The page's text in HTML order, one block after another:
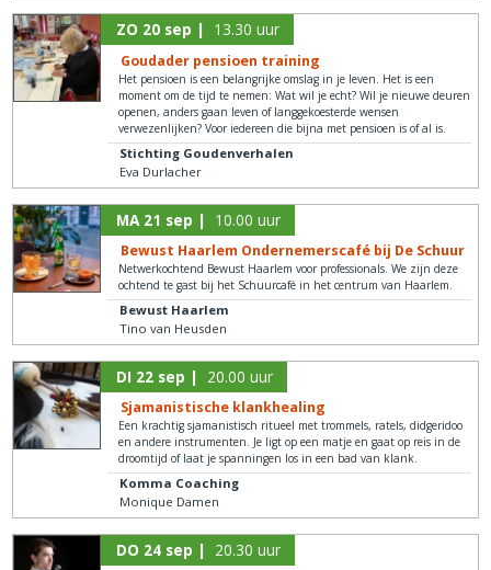
ZO 20 sep | 13.30 uur
Goudader pensioen training
Het pensioen is een belangrijke omslag in je leven. Het is een
moment om de tijd te nemen: Wat wil je echt? Wil je nieuwe deuren
openen, anders gaan leven of langgekoesterde wensen
verwezenlijken? Voor iedereen die bijna met pensioen is of al is.
Stichting Goudenverhalen
Eva Durlacher
MA 21 sep | 10.00 uur
Bewust Haarlem Ondernemerscafé bij De Schuur
Netwerkochtend Bewust Haarlem voor professionals. We zijn deze
ochtend te gast bij het Schuurcafé in het centrum van Haarlem.
Bewust Haarlem
Tino van Heusden
DI 22 sep | 20.00 uur
Sjamanistische klankhealing
Een krachtig sjamanistisch ritueel met trommels, ratels, didgeridoo
en andere instrumenten. Je ligt op een matje en gaat op reis in de
droomtijd of laat je spanningen los in een bad van klank.
Komma Coaching
Monique Damen
DO 24 sep | 20.30 uur